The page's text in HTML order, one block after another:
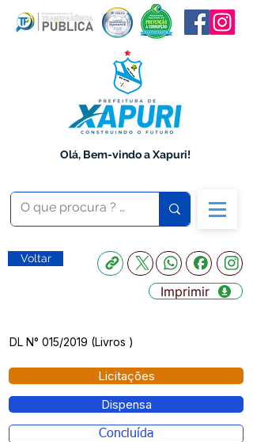
Olá, Bem-vindo a Xapuri!
Voltar
Imprimir
DL N° 015/2019 (Livros )
Licitações
Dispensa
Concluída